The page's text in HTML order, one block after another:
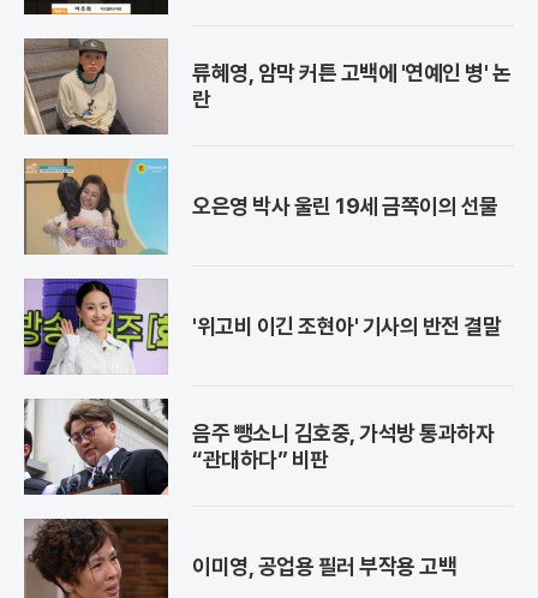
류혜영, 암막 커튼 고백에 '연예인 병' 논
란
오은영 박사 울린 19세 금쪽이의 선물
'위고비 이긴 조현아' 기사의 반전 결말
음주 뺑소니 김호중, 가석방 통과하자
“관대하다” 비판
이미영, 공업용 필러 부작용 고백